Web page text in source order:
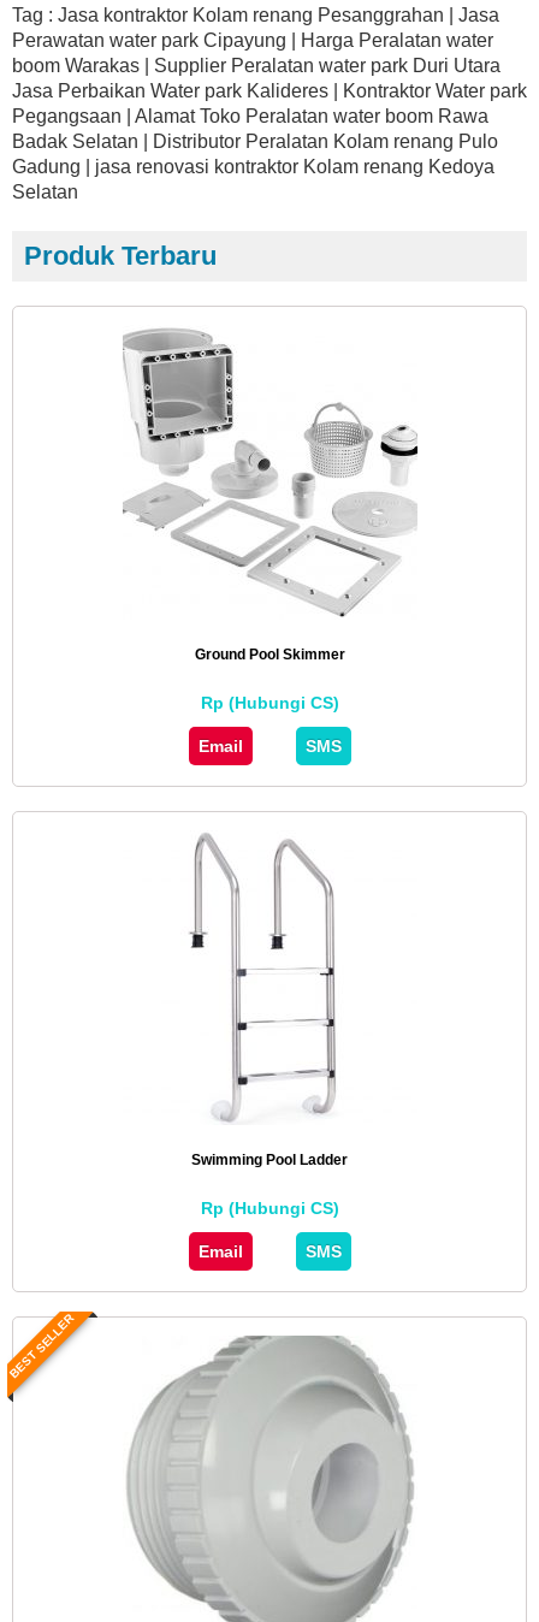
Tag : Jasa kontraktor Kolam renang Pesanggrahan | Jasa
Perawatan water park Cipayung | Harga Peralatan water
boom Warakas | Supplier Peralatan water park Duri Utara
Jasa Perbaikan Water park Kalideres | Kontraktor Water park
Pegangsaan | Alamat Toko Peralatan water boom Rawa
Badak Selatan | Distributor Peralatan Kolam renang Pulo
Gadung | jasa renovasi kontraktor Kolam renang Kedoya
Selatan
Produk Terbaru
Ground Pool Skimmer
Rp (Hubungi CS)
Email SMS
Swimming Pool Ladder
Rp (Hubungi CS)
Email SMS
BEST SELLER